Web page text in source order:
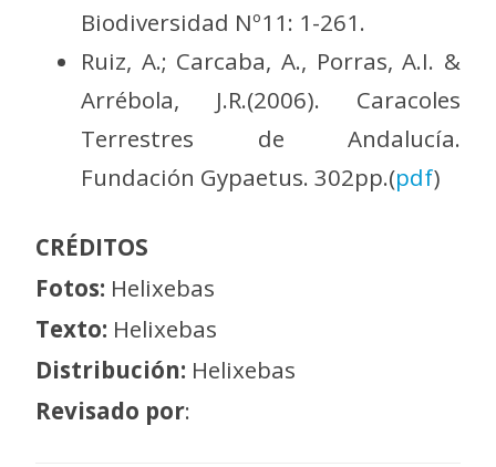
Biodiversidad Nº11: 1-261.
Ruiz, A.; Carcaba, A., Porras, A.I. &
Arrébola, J.R.(2006). Caracoles
Terrestres de Andalucía.
Fundación Gypaetus. 302pp.(pdf)
CRÉDITOS
Fotos: Helixebas
Texto: Helixebas
Distribución: Helixebas
Revisado por: